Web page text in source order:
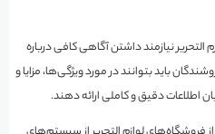
نیازمند داشتن آگاهی کافی درباره
باید بتوانند در مورد ویژگی‌ها، مزایا و
دقیق و کاملی ارائه دهند.